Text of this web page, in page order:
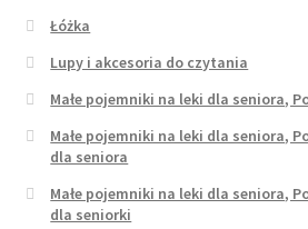
Łóżka
Lupy i akcesoria do czytania
Małe pojemniki na leki dla seniora,
Małe pojemniki na leki dla seniora,
dla seniora
Małe pojemniki na leki dla seniora,
dla seniorki